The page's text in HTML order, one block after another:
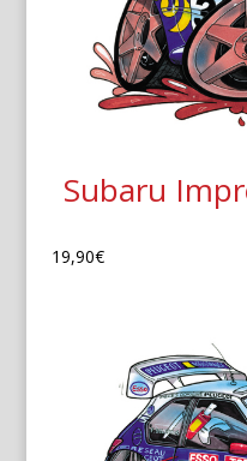
Subaru
19,90€